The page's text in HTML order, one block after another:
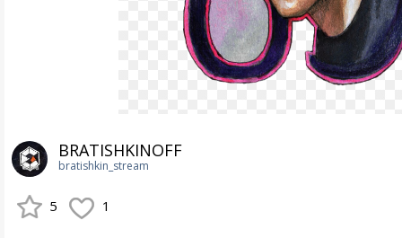
BRATISHKINOFF
bratishkin_stream
5 1